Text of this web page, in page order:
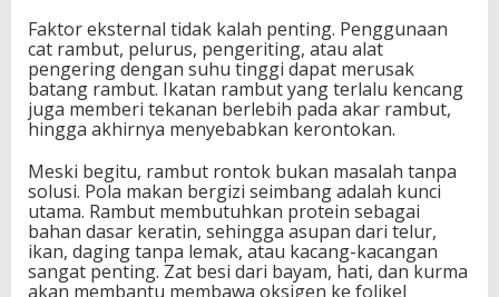
Faktor eksternal tidak kalah penting. Penggunaan
cat rambut, pelurus, pengeriting, atau alat
pengering dengan suhu tinggi dapat merusak
batang rambut. Ikatan rambut yang terlalu kencang
juga memberi tekanan berlebih pada akar rambut,
hingga akhirnya menyebabkan kerontokan.
Meski begitu, rambut rontok bukan masalah tanpa
solusi. Pola makan bergizi seimbang adalah kunci
utama. Rambut membutuhkan protein sebagai
bahan dasar keratin, sehingga asupan dari telur,
ikan, daging tanpa lemak, atau kacang-kacangan
sangat penting. Zat besi dari bayam, hati, dan kurma
akan membantu membawa oksigen ke folikel